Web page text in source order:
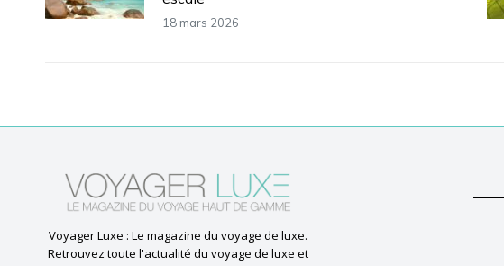
18 mars 2026
Voyager Luxe : Le magazine du voyage de luxe.
Retrouvez toute l'actualité du voyage de luxe et